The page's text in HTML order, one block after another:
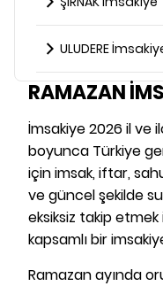
ULUDERE
RAMAZAN
İmsakiye 2026 il ve
boyunca Türkiye
için imsak, iftar,
ve güncel şekilde
eksiksiz takip
kapsamlı bir
Ramazan ayında